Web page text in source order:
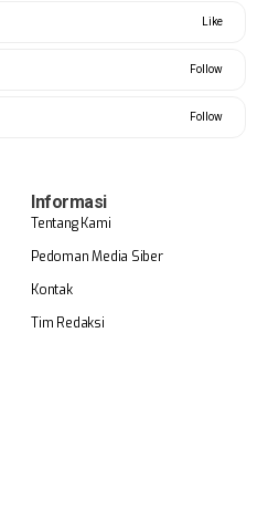
Like
Follow
Follow
Informasi
Tentang Kami
Pedoman Media Siber
Kontak
Tim Redaksi